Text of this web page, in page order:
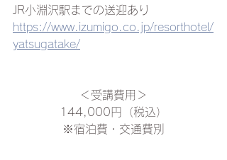
​JR小淵沢駅までの送迎あり
https://www.izumigo.co.jp/resorthotel/
yatsugatake/
＜受講費用＞
144,000円（税込）
※宿泊費・交通費別